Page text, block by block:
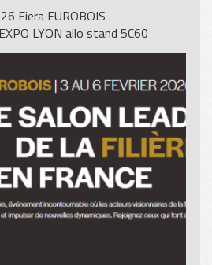
Fiera EUROBOIS
LYON allo stand 5C60